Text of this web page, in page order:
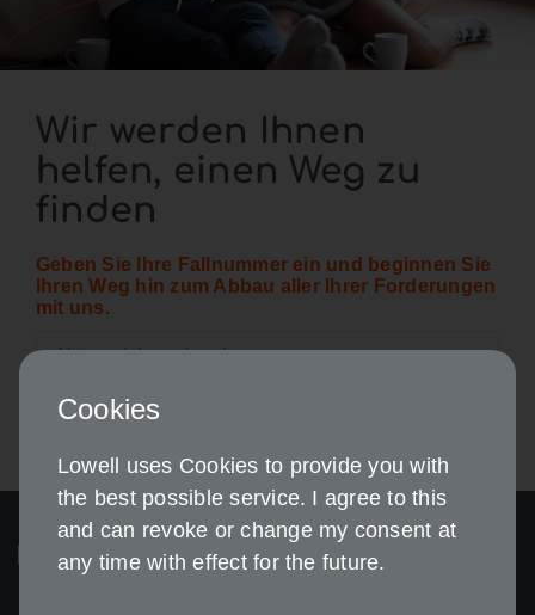
Wir werden Ihnen
helfen, einen Weg zu
finden
Geben Sie Ihre Fallnummer ein und beginnen Sie
Ihren Weg hin zum Abbau aller Ihrer Forderungen
mit uns.
Cookies
Lowell uses Cookies to provide you with
the best possible service. I agree to this
and can revoke or change my consent at
any time with effect for the future.